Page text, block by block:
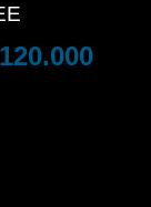
120.000